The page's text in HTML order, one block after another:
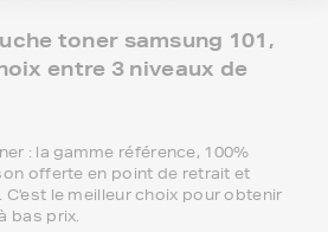
toner samsung 101,
entre 3 niveaux de
: la gamme référence, 100%
offerte en point de retrait et
C'est le meilleur choix pour obtenir
bas prix.